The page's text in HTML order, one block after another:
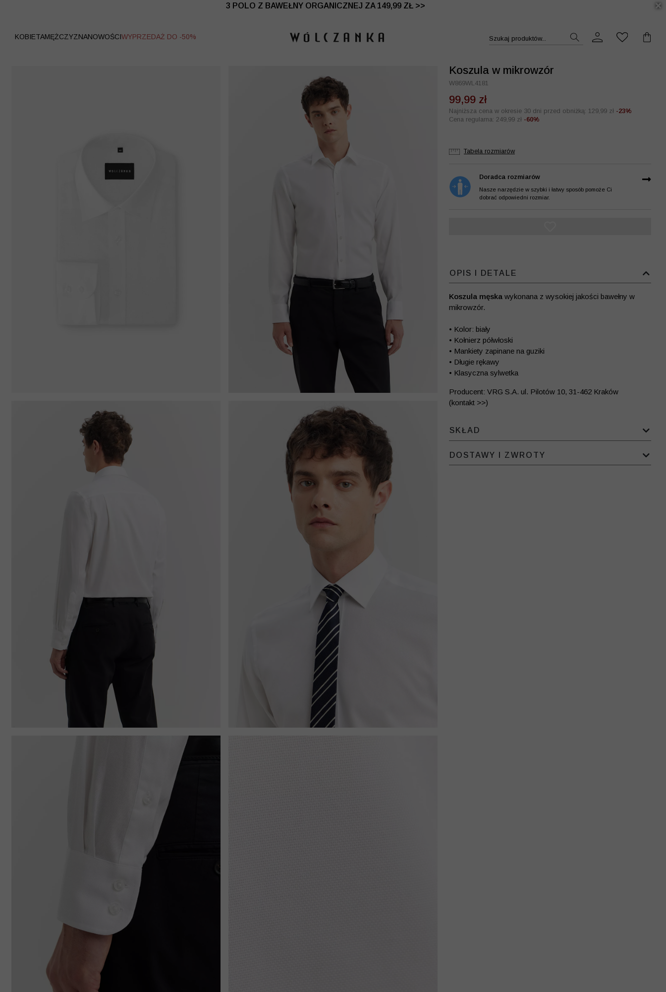
3 POLO Z BAWEŁNY ORGANICZNEJ ZA 149,99 ZŁ >>
WYPRZEDAŻ DO -50% | DODATKOWE -30% NA DRUGI I TRZECI PRODUKT >>
KOBIETAMĘŻCZYZNANOWOŚCIWYPRZEDAŻ DO -50% Szukaj produktów...
Koszula w mikrowzór
W869WL4181
99,99 zł
Najniższa cena w okresie 30 dni przed obniżką: 129,99 zł -23%
Cena regularna: 249,99 zł -60%
Tabela rozmiarów
Doradca rozmiarów
Nasze narzędzie w szybki i łatwy sposób pomoże Ci
dobrać odpowiedni rozmiar.
OPIS I DETALE
Koszula męska wykonana z wysokiej jakości bawełny w
mikrowzór.
• Kolor: biały
• Kołnierz półwłoski
• Mankiety zapinane na guziki
• Długie rękawy
• Klasyczna sylwetka
Producent: VRG S.A. ul. Pilotów 10, 31-462 Kraków
(kontakt >>)
SKŁAD
DOSTAWY I ZWROTY